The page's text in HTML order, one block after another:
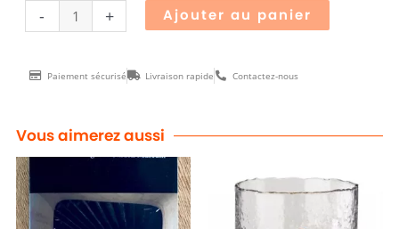
- + Ajouter au panier
Paiement sécurisé Livraison rapide Contactez-nous
Vous aimerez aussi